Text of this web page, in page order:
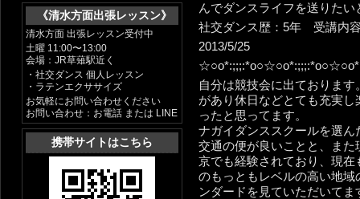
《清水方面出張レッスン》
清水方面 出張レッスン受付中
土曜 11:00〜13:00
会場：JR草薙駅近く
・社交ダンス 個人レッスン
・ラテンエクササイズ
お気軽にお問い合わせください
お問い合わせ：お電話 または LINE
携帯サイトはこちら
んでダンスライフを送りたい
社交ダンス歴：5年 受講内
2013/5/25
自分は競技会に出ておりま
があり休日などとても充実
ったと思ってます。
ナガイダンススクールを選
交通の便が良いことと、ま
京でも経験されており、現
のもっともレベルの高い地
ンダードを見ていただいて